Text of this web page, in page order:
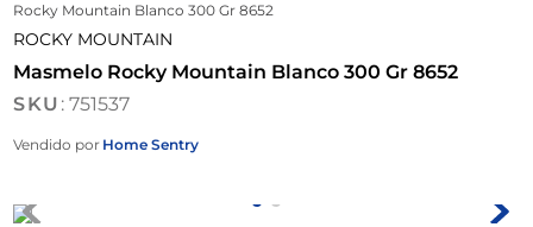
Rocky Mountain Blanco 300 Gr 8652
ROCKY MOUNTAIN
Masmelo Rocky Mountain Blanco 300 Gr 8652
:751537
Vendido por Home Sentry